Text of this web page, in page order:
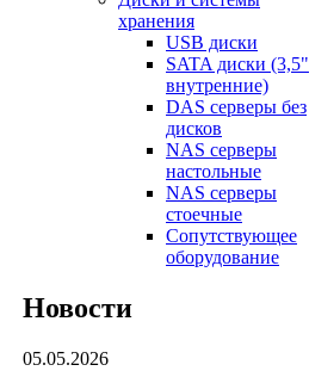
хранения
USB диски
SATA диски (3,5"
внутренние)
DAS серверы без
дисков
NAS серверы
настольные
NAS серверы
стоечные
Сопутствующее
оборудование
Новости
05.05.2026